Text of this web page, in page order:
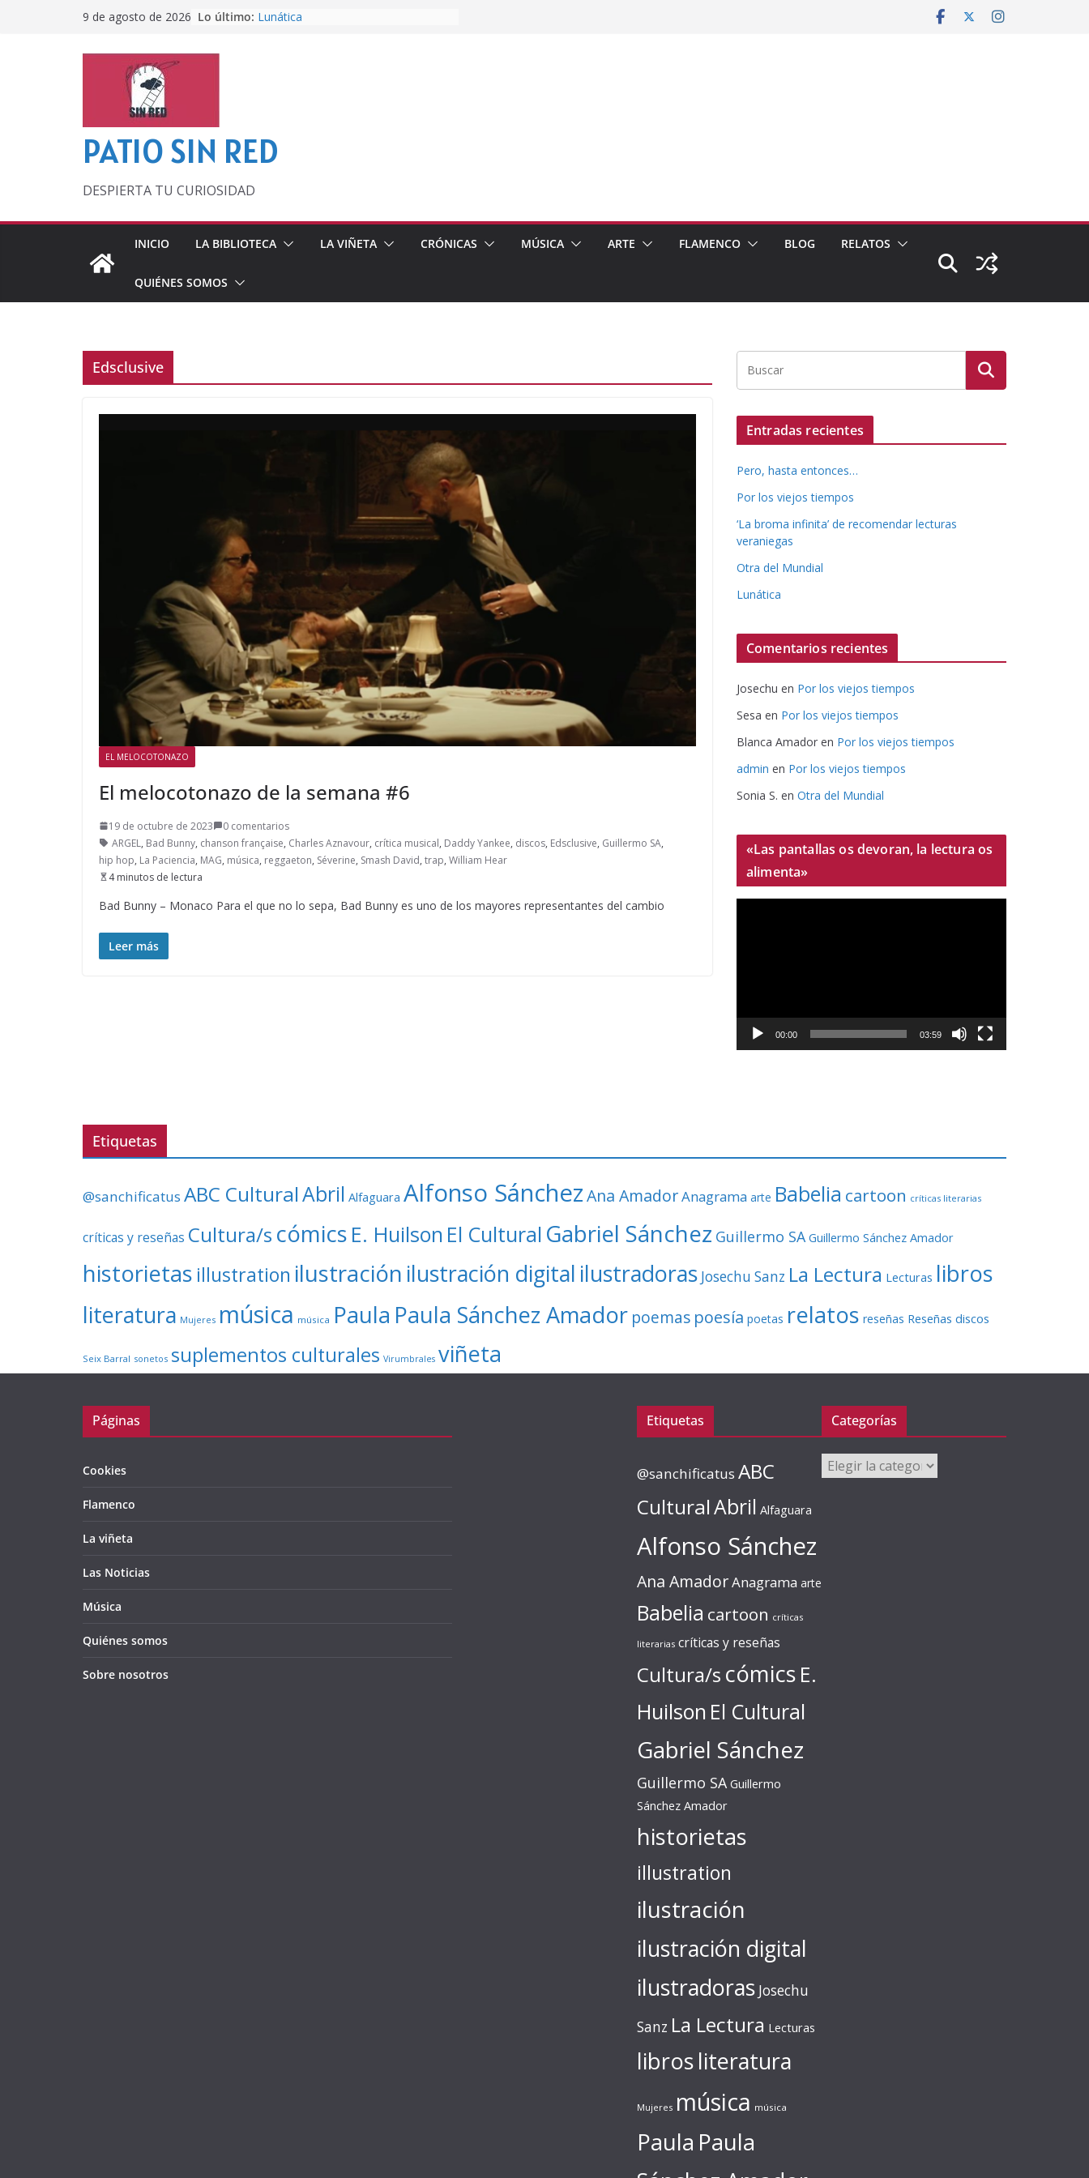
9 de agosto de 2026 Lo último: Lunática
PATIO SIN RED
DESPIERTA TU CURIOSIDAD
INICIO LA BIBLIOTECA LA VIÑETA CRÓNICAS MÚSICA ARTE FLAMENCO BLOG RELATOS
QUIÉNES SOMOS
Edsclusive
EL MELOCOTONAZO
El melocotonazo de la semana #6
19 de octubre de 2023
0 comentarios
ARGEL, Bad Bunny, chanson française, Charles Aznavour, crítica musical, Daddy Yankee, discos, Edsclusive, Guillermo SA,
hip hop, La Paciencia, MAG, música, reggaeton, Séverine, Smash David, trap, William Hear
4 minutos de lectura
Bad Bunny – Monaco Para el que no lo sepa, Bad Bunny es uno de los mayores representantes del cambio
Leer más
Entradas recientes
Pero, hasta entonces…
Por los viejos tiempos
‘La broma infinita’ de recomendar lecturas
veraniegas
Otra del Mundial
Lunática
Comentarios recientes
Josechu en Por los viejos tiempos
Sesa en Por los viejos tiempos
Blanca Amador en Por los viejos tiempos
admin en Por los viejos tiempos
Sonia S. en Otra del Mundial
«Las pantallas os devoran, la lectura os
alimenta»
c
í
e
00:00 03:59
Etiquetas
@sanchificatus ABC CulturalAbril Alfaguara Alfonso SánchezAna AmadorAnagrama arte Babelia cartoon críticas literarias
críticas y reseñas Cultura/s cómics E. Huilson El Cultural Gabriel Sánchez Guillermo SA Guillermo Sánchez Amador
historietas illustration ilustración ilustración digital ilustradoras Josechu Sanz La Lectura Lecturas libros
literatura Mujeres música música Paula Paula Sánchez Amador poemas poesía poetas relatos reseñas Reseñas discos
Seix Barral sonetos suplementos culturales Virumbrales viñeta
Páginas
Cookies
Flamenco
La viñeta
Las Noticias
Música
Quiénes somos
Sobre nosotros
Etiquetas
@sanchificatus ABC
CulturalAbril Alfaguara
Alfonso Sánchez
Ana AmadorAnagrama arte
Babelia cartoon críticas
literarias críticas y reseñas
Cultura/s cómics E.
Huilson El Cultural
Gabriel Sánchez
Guillermo SA Guillermo
Sánchez Amador
historietas
illustration
ilustración
ilustración digital
ilustradoras Josechu
Sanz La Lectura Lecturas
librosliteratura
Mujeres música música
Paula Paula
Categorías
Categorías